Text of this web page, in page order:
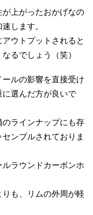
上がったおかげなの
します。
ウトプットされると
るでしょう（笑）
ルの影響を直接受け
選んだ方が良いで
ラインナップにも存
ンブルされておりま
ラウンドカーボンホ
も、リムの外周が軽